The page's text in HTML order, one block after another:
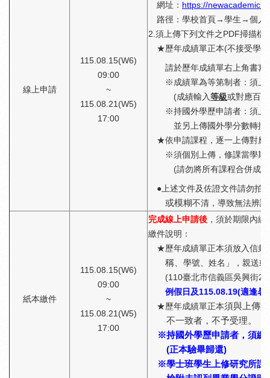
線上申請
115.08.15(W6)
09:00
~
115.08.21(W5)
17:00
網址： https://
路徑：學校首頁→學生→個人
2.須上傳下列文件之PDF掃描檔
★歷年成績單正本(不接受學期
請於歷年成績單右上角書寫
※成績單為等第制者：須上
(成績輸入等級或對應百
※持國外學歷申請者：須上傳
並另上傳國外學分數轉換
★依申請課程，逐一上傳對應
※須個別上傳，修課當學期
(請勿將所有課程合併成一
● 上述文件及佐證文件請勿拍
或模糊不清，導致無法辨
紙本繳件
115.08.15(W6)
09:00
~
115.08.21(W5)
17:00
完成線上申請後 ，須於期限內
繳件說明：
★歷年成績單正本須放入信封
稱、 學號、姓名」，親送
(110臺北市信義區吳興街
例假日及115.08.19(適逢暑
★歷年成績單正本須與上傳
不一致者，不予受理。
※持國外學歷申請者，須繳
(正本驗畢歸還)
※學士班學生上修研究所課